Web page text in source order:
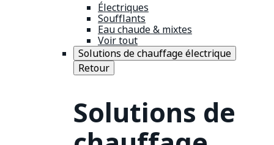
Électriques
Soufflants
Eau chaude & mixtes
Voir tout
Solutions de chauffage électrique
Retour
Solutions de